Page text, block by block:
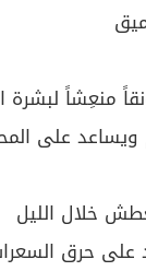
منعِشاً لبشرة
ويساعد على
خلال الليل
حرق السعرات